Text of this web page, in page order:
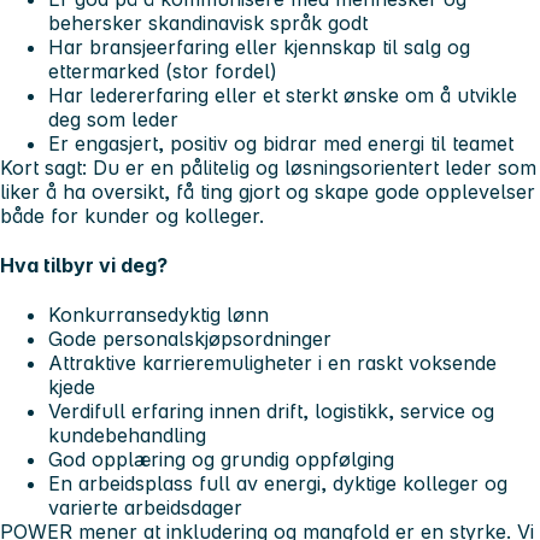
behersker skandinavisk språk godt
Har bransjeerfaring eller kjennskap til salg og
ettermarked (stor fordel)
Har ledererfaring eller et sterkt ønske om å utvikle
deg som leder
Er engasjert, positiv og bidrar med energi til teamet
Kort sagt: Du er en pålitelig og løsningsorientert leder som
liker å ha oversikt, få ting gjort og skape gode opplevelser
både for kunder og kolleger.
Hva tilbyr vi deg?
Konkurransedyktig lønn
Gode personalskjøpsordninger
Attraktive karrieremuligheter i en raskt voksende
kjede
Verdifull erfaring innen drift, logistikk, service og
kundebehandling
God opplæring og grundig oppfølging
En arbeidsplass full av energi, dyktige kolleger og
varierte arbeidsdager
POWER mener at inkludering og mangfold er en styrke. Vi